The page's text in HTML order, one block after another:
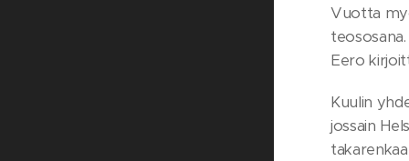
Vuotta
Eero
Kuulin
jossain